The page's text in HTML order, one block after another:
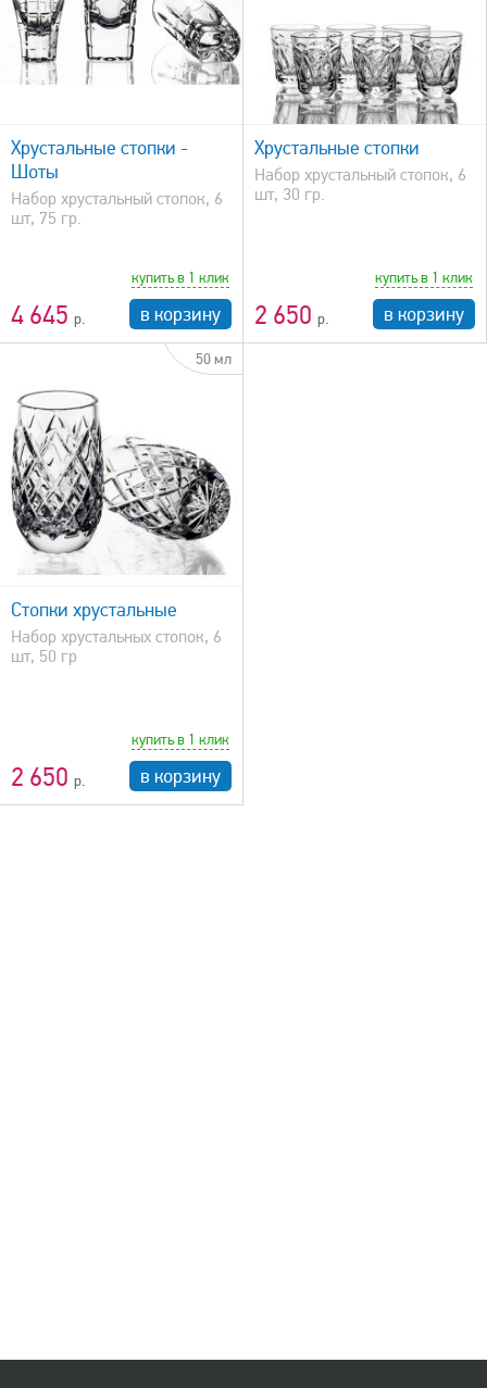
Хрустальные стопки -
Шоты
Набор хрустальный стопок, 6
шт, 75 гр.
4 645
купить в 1 клик
в корзину
Хрустальные стопки
Набор хрустальный стопок, 6
шт, 30 гр.
2 650
купить в 1 клик
в корзину
50 мл
Стопки хрустальные
Набор хрустальных стопок, 6
шт, 50 гр
2 650
купить в 1 клик
в корзину